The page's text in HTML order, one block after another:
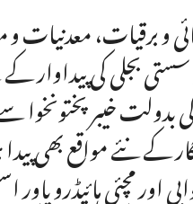
و برقیات، معدنیات
بجلی کی پیداوار
خیبرپختونخوا سے
کے نئے مواقع بھی
اور مچئی